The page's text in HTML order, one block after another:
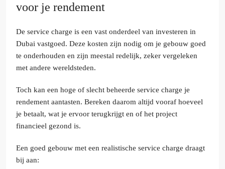
voor je rendement
De service charge is een vast onderdeel van investeren in
Dubai vastgoed. Deze kosten zijn nodig om je gebouw goed
te onderhouden en zijn meestal redelijk, zeker vergeleken
met andere wereldsteden.
Toch kan een hoge of slecht beheerde service charge je
rendement aantasten. Bereken daarom altijd vooraf hoeveel
je betaalt, wat je ervoor terugkrijgt en of het project
financieel gezond is.
Een goed gebouw met een realistische service charge draagt
bij aan: